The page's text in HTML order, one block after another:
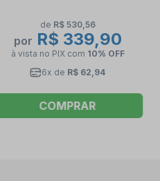
de R$ 530,56
por R$ 339,90
à vista no PIX com 10% OFF
6x de R$ 62,94
COMPRAR